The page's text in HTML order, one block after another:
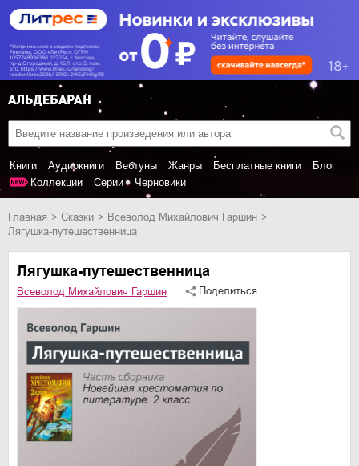
Книги Аудиокниги Вебтуны Жанры Бесплатные книги
Блог
Коллекции
Серии Черновики
Главная сказки
Всеволод Михайлович Гаршин
Лягушка-путешественница
Лягушка-путешественница
Всеволод Михайлович Гаршин Поделиться